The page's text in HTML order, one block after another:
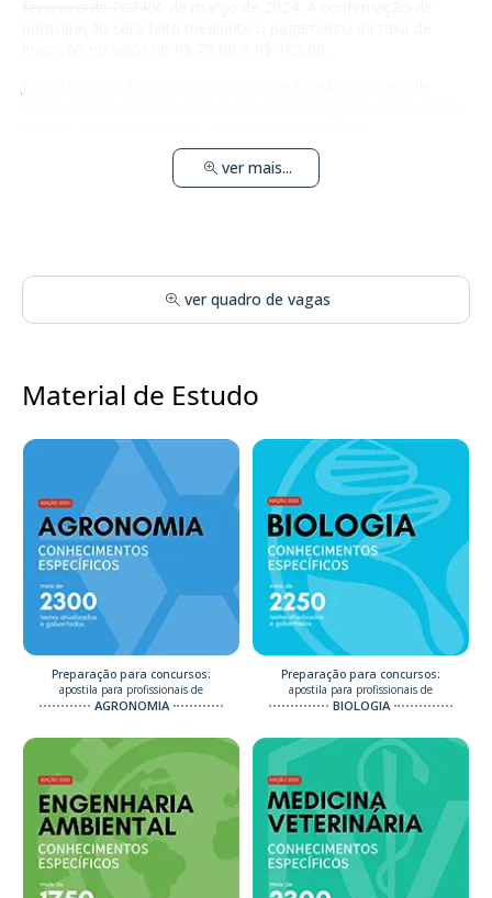
ver mais...
ver quadro de vagas
Material de Estudo
Preparação para concursos:
apostila para profissionais de
AGRONOMIA
Preparação para concursos:
apostila para profissionais de
BIOLOGIA